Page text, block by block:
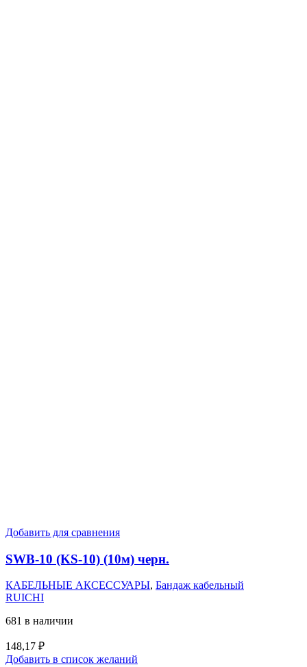
Добавить для сравнения
SWB-10 (KS-10) (10м) черн.
КАБЕЛЬНЫЕ АКСЕССУАРЫ, Бандаж кабельный
RUICHI
681 в наличии
148,17 ₽
Добавить в список желаний